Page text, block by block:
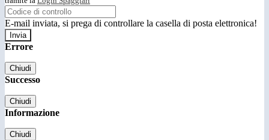
E-mail inviata, si prega di controllare la casella di posta elettronica!
Errore
Chiudi
Successo
Chiudi
Informazione
Chiudi